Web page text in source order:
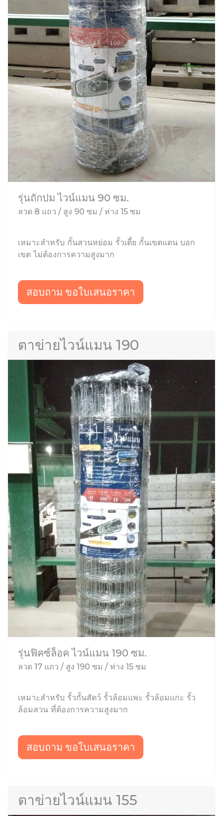
รุ่นถักปม ไวน์แมน 90 ซม.
ลวด 8 แถว / สูง 90 ซม / ห่าง 15 ซม
เหมาะสำหรับ กั้นสวนหย่อม รั้วเตี้ย กั้นเขตแดน บอก
เขต ไม่ต้องการความสูงมาก
สอบถาม ขอใบเสนอราคา
ตาข่ายไวน์แมน 190
รุ่นฟิคซ์ล็อค ไวน์แมน 190 ซม.
ลวด 17 แถว / สูง 190 ซม / ห่าง 15 ซม
เหมาะสำหรับ รั้วกั้นสัตว์ รั้วล้อมแพะ รั้วล้อมแกะ รั้ว
ล้อมสวน ที่ต้องการความสูงมาก
สอบถาม ขอใบเสนอราคา
ตาข่ายไวน์แมน 155